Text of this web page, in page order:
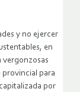
y no ejercer
en
vergonzosas
provincial para
por